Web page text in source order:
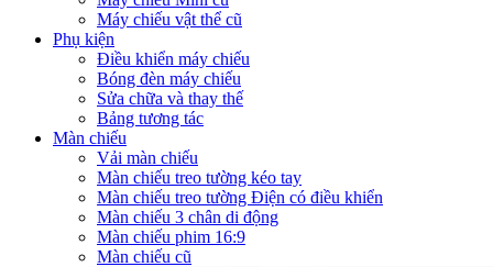
Máy chiếu vật thể cũ
Phụ kiện
Điều khiển máy chiếu
Bóng đèn máy chiếu
Sửa chữa và thay thế
Bảng tương tác
Màn chiếu
Vải màn chiếu
Màn chiếu treo tường kéo tay
Màn chiếu treo tường Điện có điều khiển
Màn chiếu 3 chân di động
Màn chiếu phim 16:9
Màn chiếu cũ